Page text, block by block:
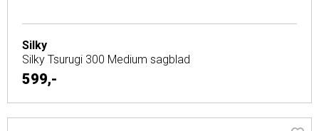
Silky
Silky Tsurugi 300 Medium sagblad
599,-